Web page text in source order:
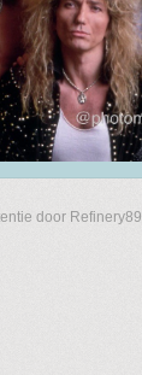
door Refinery89